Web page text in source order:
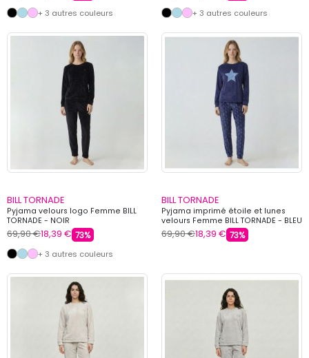
+ 3 autres couleurs
+ 3 autres couleurs
BILL TORNADE
Pyjama velours logo Femme BILL
TORNADE - NOIR
69,90 €18,39 € 73%
+ 3 autres couleurs
BILL TORNADE
Pyjama imprimé étoile et lunes
velours Femme BILL TORNADE - BLEU
69,90 €18,39 € 73%